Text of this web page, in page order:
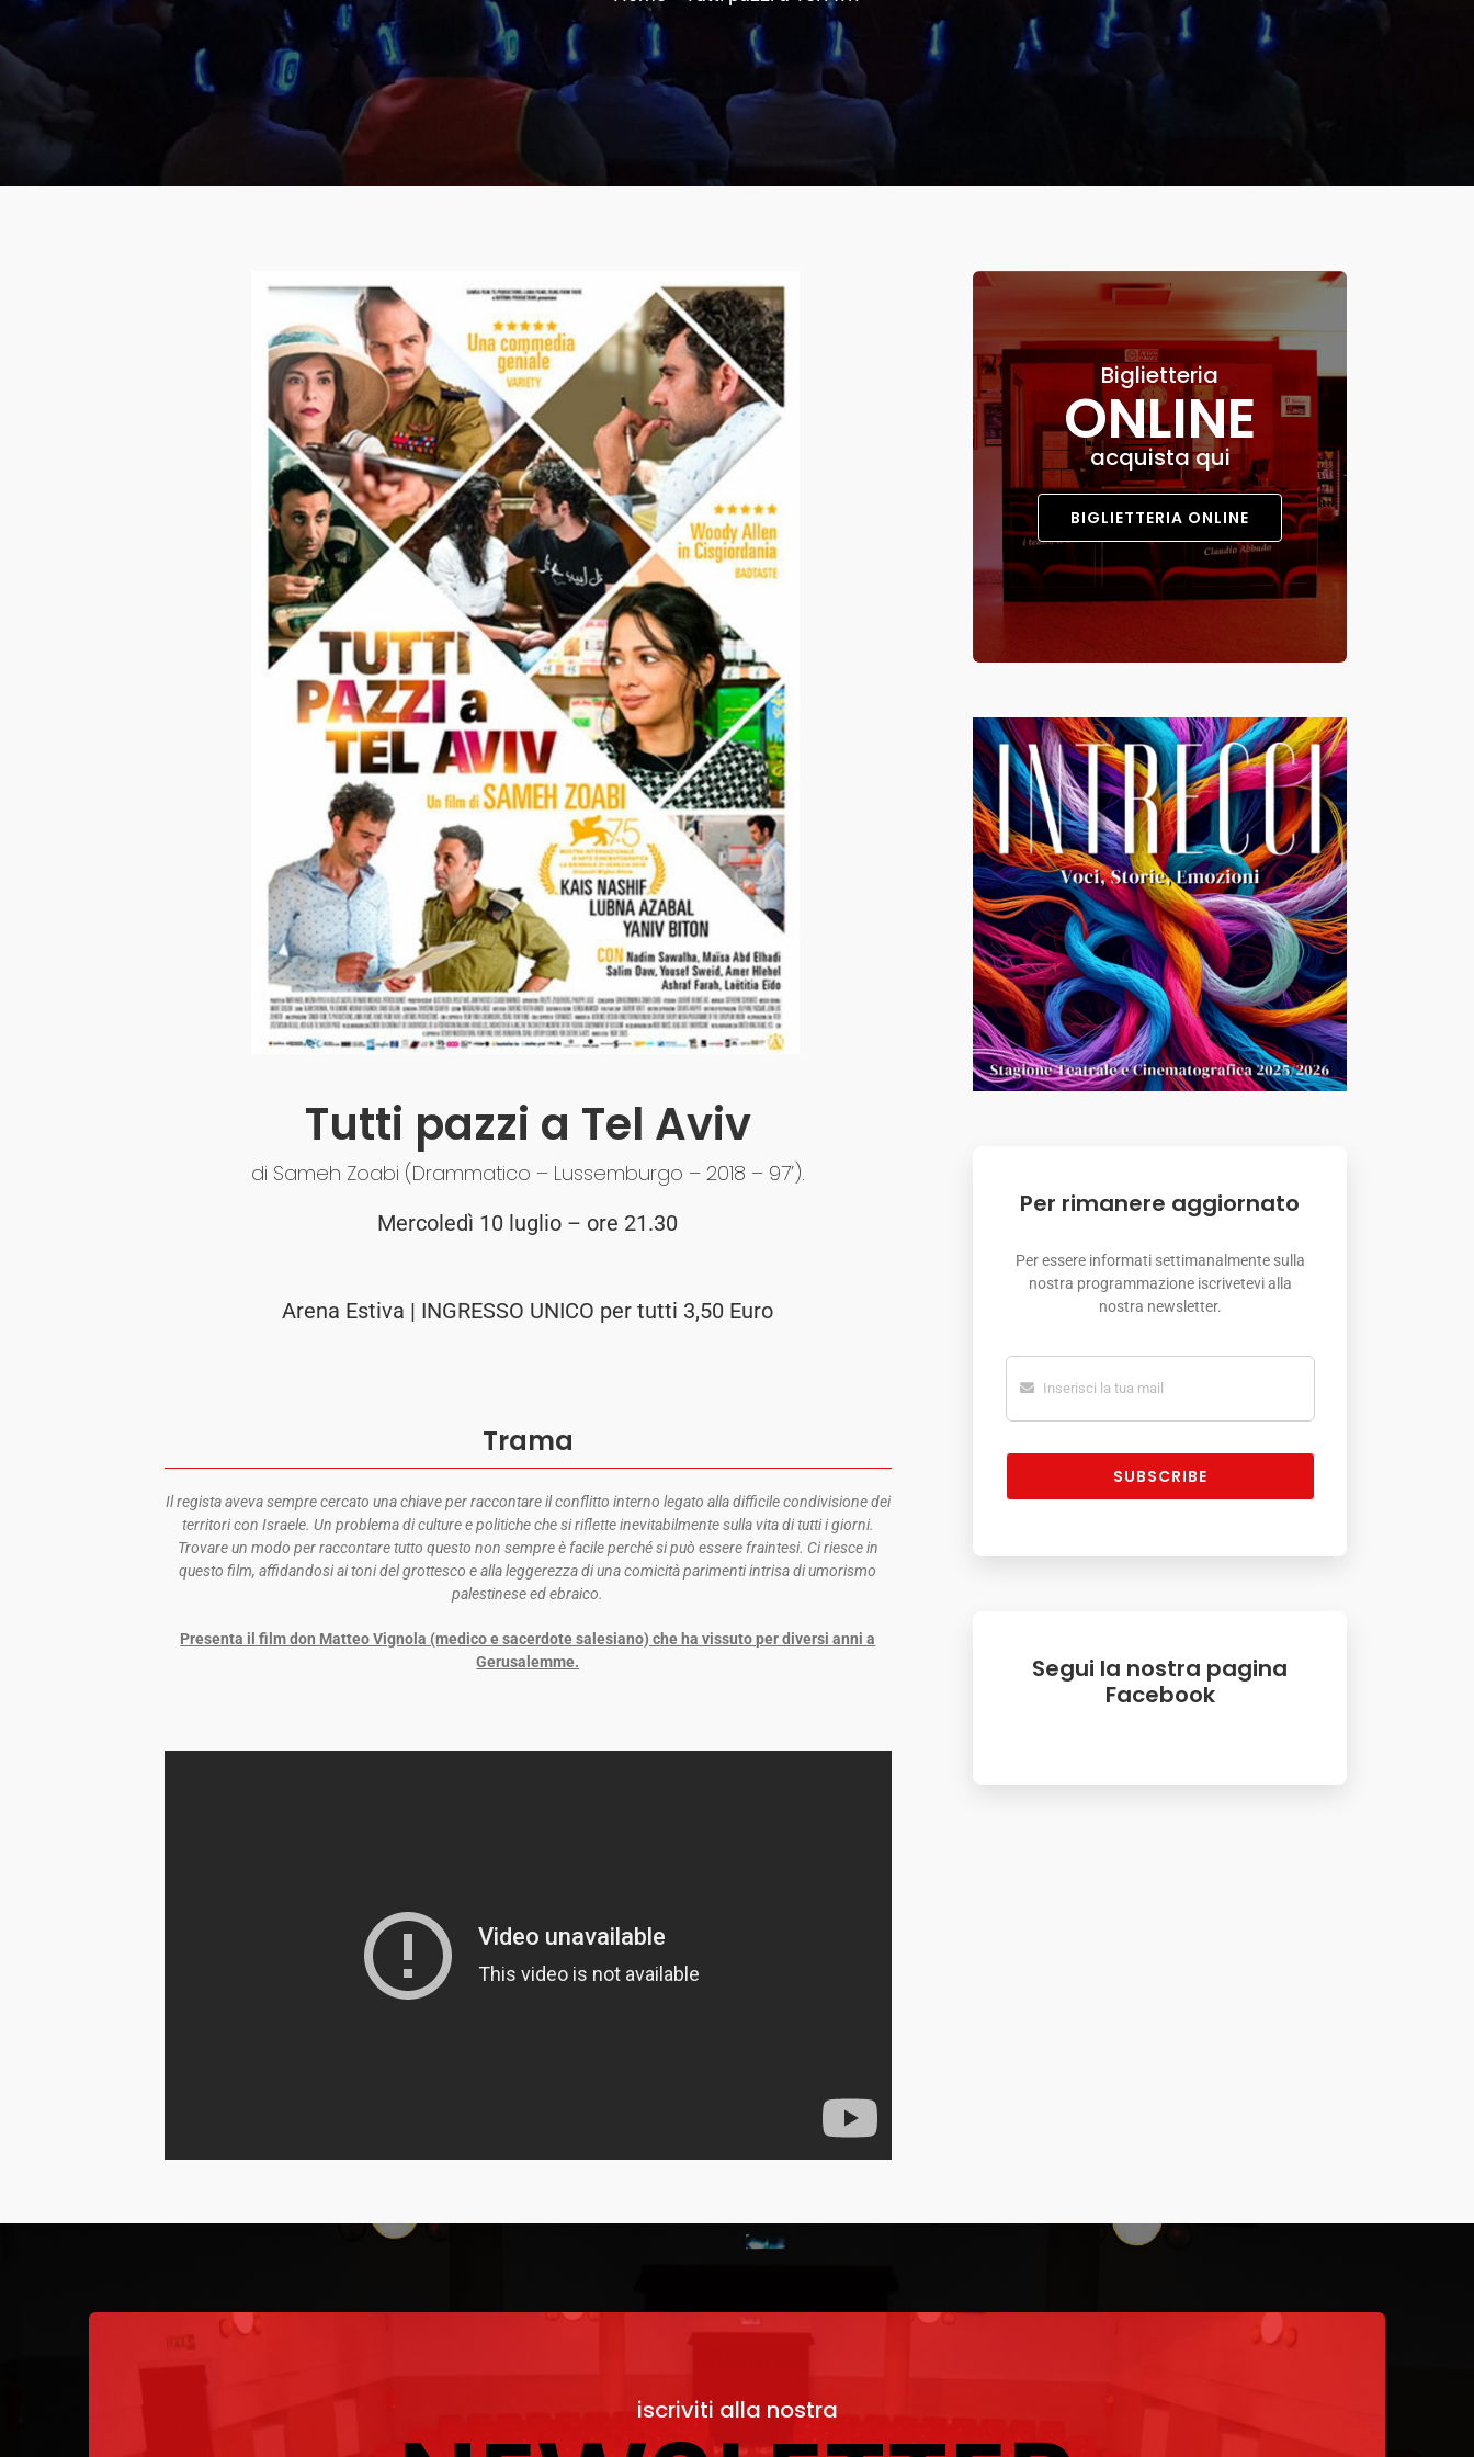
Tutti pazzi a Tel Aviv
di Sameh Zoabi (Drammatico – Lussemburgo – 2018 – 97’).
Mercoledì 10 luglio – ore 21.30
Arena Estiva | INGRESSO UNICO per tutti 3,50 Euro
Trama
Il regista aveva sempre cercato una chiave per raccontare il conflitto interno legato alla difficile condivisione dei
territori con Israele. Un problema di culture e politiche che si riflette inevitabilmente sulla vita di tutti i giorni.
Trovare un modo per raccontare tutto questo non sempre è facile perché si può essere fraintesi. Ci riesce in
questo film, affidandosi ai toni del grottesco e alla leggerezza di una comicità parimenti intrisa di umorismo
palestinese ed ebraico.
Presenta il film don Matteo Vignola (medico e sacerdote salesiano) che ha vissuto per diversi anni a
Gerusalemme.
Biglietteria
ONLINE
acquista qui
BIGLIETTERIA ONLINE
Per rimanere aggiornato
Per essere informati settimanalmente sulla
nostra programmazione iscrivetevi alla
nostra newsletter.
SUBSCRIBE
Segui la nostra pagina
Facebook
iscriviti alla nostra